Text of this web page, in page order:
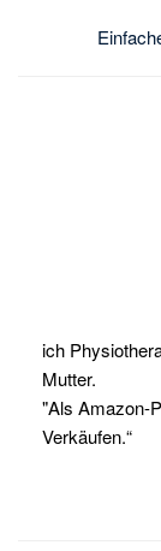
ich
Mutter.
"Als Amazon-
Verkäufen.“